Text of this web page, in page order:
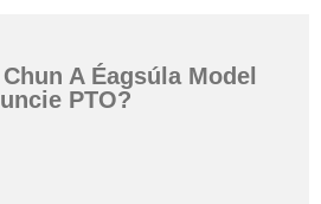
A Éagsúla Model
PTO?